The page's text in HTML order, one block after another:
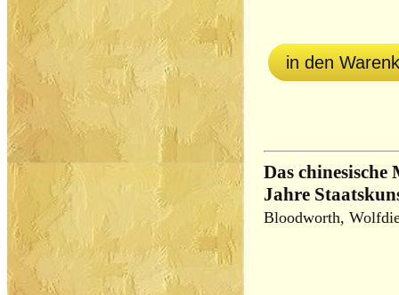
in den
Das
Jahre
Bloodworth,